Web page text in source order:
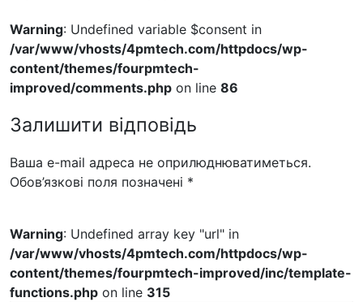
Warning: Undefined variable $consent in
/var/www/vhosts/4pmtech.com/httpdocs/wp-
content/themes/fourpmtech-
improved/comments.php on line 86
Залишити відповідь
Ваша e-mail адреса не оприлюднюватиметься.
Обов’язкові поля позначені *
Warning: Undefined array key "url" in
/var/www/vhosts/4pmtech.com/httpdocs/wp-
content/themes/fourpmtech-improved/inc/template-
functions.php on line 315